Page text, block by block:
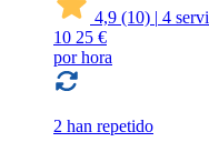
4,9 (10) | 4
10 25 €
por hora
2 han repetido